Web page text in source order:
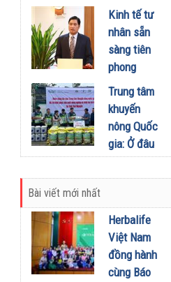
số
27/03/2026
tế tư nhân
phải là
động lực
chính cho
chuyển đổi
xanh và
phát triển
bền vững
24/03/2026
Kinh tế tư
nhân sẵn
sàng tiên
phong
trong đổi
mới sáng
tạo và
chuyển đổi
xanh
Trung tâm
khuyến
nông Quốc
gia: Ở đâu
có nông
dân, ở đó
nông
16/10/2025
Bài viết mới nhất
Herbalife
Việt Nam
đồng hành
cùng Báo